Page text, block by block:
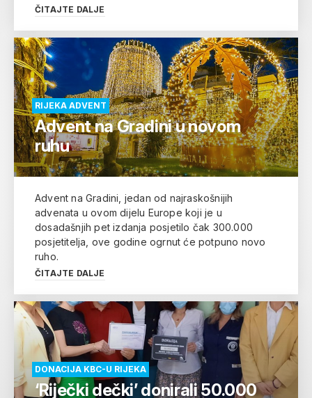
ČITAJTE DALJE
RIJEKA ADVENT
Advent na Gradini u novom
ruhu
Advent na Gradini, jedan od najraskošnijih
advenata u ovom dijelu Europe koji je u
dosadašnjih pet izdanja posjetilo čak 300.000
posjetitelja, ove godine ogrnut će potpuno novo
ruho.
ČITAJTE DALJE
DONACIJA KBC-U RIJEKA
‘Riječki dečki’ donirali 50.000